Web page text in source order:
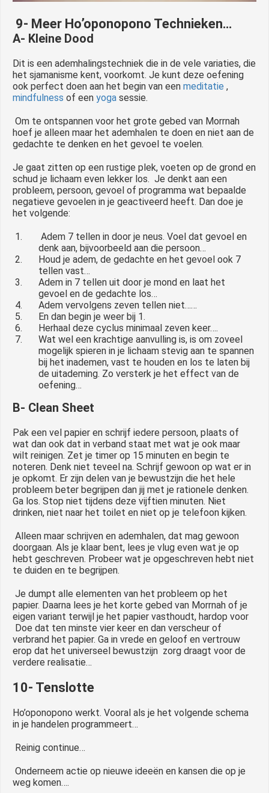
9- Meer Ho’oponopono Technieken…
A- Kleine Dood
Dit is een ademhalingstechniek die in de vele variaties, die
het sjamanisme kent, voorkomt. Je kunt deze oefening
ook perfect doen aan het begin van een meditatie ,
mindfulness of een yoga sessie.
Om te ontspannen voor het grote gebed van Morrnah
hoef je alleen maar het ademhalen te doen en niet aan de
gedachte te denken en het gevoel te voelen.
Je gaat zitten op een rustige plek, voeten op de grond en
schud je lichaam even lekker los. Je denkt aan een
probleem, persoon, gevoel of programma wat bepaalde
negatieve gevoelen in je geactiveerd heeft. Dan doe je
het volgende:
Adem 7 tellen in door je neus. Voel dat gevoel en
denk aan, bijvoorbeeld aan die persoon…
Houd je adem, de gedachte en het gevoel ook 7
tellen vast…
Adem in 7 tellen uit door je mond en laat het
gevoel en de gedachte los…
Adem vervolgens zeven tellen niet……
En dan begin je weer bij 1.
Herhaal deze cyclus minimaal zeven keer….
Wat wel een krachtige aanvulling is, is om zoveel
mogelijk spieren in je lichaam stevig aan te spannen
bij het inademen, vast te houden en los te laten bij
de uitademing. Zo versterk je het effect van de
oefening…
B- Clean Sheet
Pak een vel papier en schrijf iedere persoon, plaats of
wat dan ook dat in verband staat met wat je ook maar
wilt reinigen. Zet je timer op 15 minuten en begin te
noteren. Denk niet teveel na. Schrijf gewoon op wat er in
je opkomt. Er zijn delen van je bewustzijn die het hele
probleem beter begrijpen dan jij met je rationele denken.
Ga los. Stop niet tijdens deze vijftien minuten. Niet
drinken, niet naar het toilet en niet op je telefoon kijken.
Alleen maar schrijven en ademhalen, dat mag gewoon
doorgaan. Als je klaar bent, lees je vlug even wat je op
hebt geschreven. Probeer wat je opgeschreven hebt niet
te duiden en te begrijpen.
Je dumpt alle elementen van het probleem op het
papier. Daarna lees je het korte gebed van Morrnah of je
eigen variant terwijl je het papier vasthoudt, hardop voor
Doe dat ten minste vier keer en dan verscheur of
verbrand het papier. Ga in vrede en geloof en vertrouw
erop dat het universeel bewustzijn zorg draagt voor de
verdere realisatie…
10- Tenslotte
Ho’oponopono werkt. Vooral als je het volgende schema
in je handelen programmeert…
Reinig continue…
Onderneem actie op nieuwe ideeën en kansen die op je
weg komen….